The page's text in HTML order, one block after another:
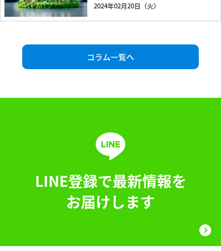
2024年02月20日（火）
コラム一覧へ
LINE登録で最新情報を
お届けします